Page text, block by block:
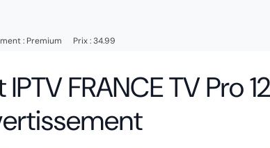
: Premium Prix : 34.99
FRANCE TV Pro